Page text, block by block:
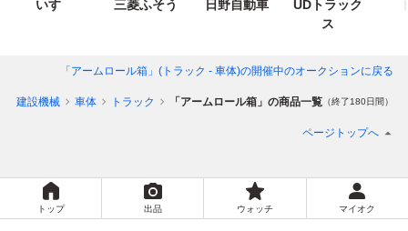
いすゞ 三菱ふそう 日野自動車
UDトラック
ス
「アームロール箱」(トラック - 車体)の開催中のオークションに戻る
、建設機械 車体 トラック 「アームロール箱」の商品一覧 （終了180日間）
ページトップへ
トップ 出品 ウォッチ マイオク